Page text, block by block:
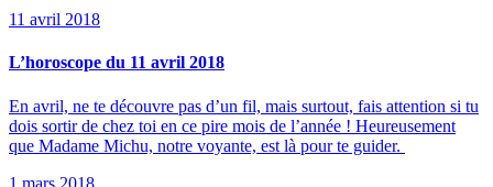
11 avril 2018
L’horoscope du 11 avril 2018
En avril, ne te découvre pas d’un fil, mais surtout, fais attention si tu
dois sortir de chez toi en ce pire mois de l’année ! Heureusement
que Madame Michu, notre voyante, est là pour te guider.
1 mars 2018